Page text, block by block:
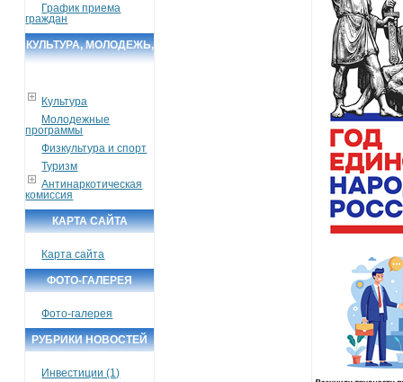
График приема
граждан
КУЛЬТУРА, МОЛОДЕЖЬ,
Культура
Молодежные
программы
Физкультура и спорт
Туризм
Антинаркотическая
комиссия
КАРТА САЙТА
Карта сайта
ФОТО-ГАЛЕРЕЯ
Фото-галерея
РУБРИКИ НОВОСТЕЙ
Инвестиции (1)